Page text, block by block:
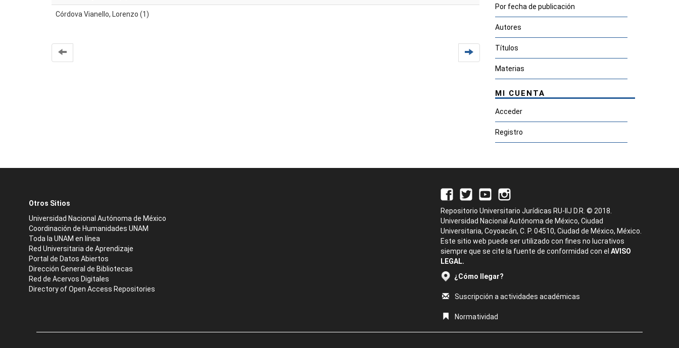
Córdova Vianello, Lorenzo (1)
Por fecha de publicación
Autores
Títulos
Materias
MI CUENTA
Acceder
Registro
Otros Sitios
Universidad Nacional Autónoma de México
Coordinación de Humanidades UNAM
Toda la UNAM en línea
Red Universitaria de Aprendizaje
Portal de Datos Abiertos
Dirección General de Bibliotecas
Red de Acervos Digitales
Directory of Open Access Repositories
Repositorio Universitario Jurídicas RU-IIJ D.R. © 2018.
Universidad Nacional Autónoma de México, Ciudad
Universitaria, Coyoacán, C. P. 04510, Ciudad de México, México.
Este sitio web puede ser utilizado con fines no lucrativos
siempre que se cite la fuente de conformidad con el AVISO
LEGAL.
¿Cómo llegar?
Suscripción a actividades académicas
Normatividad